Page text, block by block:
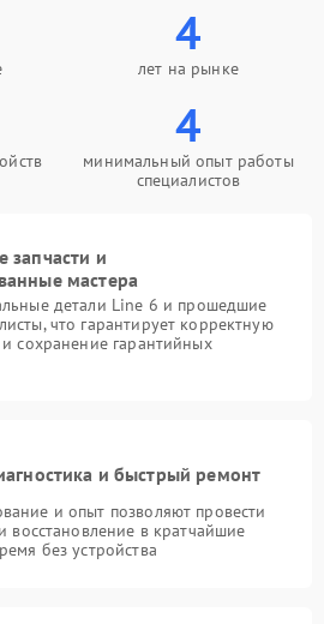
4
лет на рынке
4
минимальный опыт работы
специалистов
запчасти и
мастера
детали Line 6 и прошедшие
что гарантирует корректную
сохранение гарантийных
и быстрый ремонт
и опыт позволяют провести
восстановление в кратчайшие
без устройства